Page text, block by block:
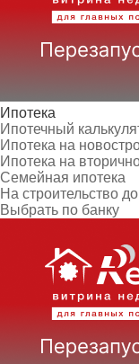
Ипотека
Ипотечный
Ипотека на
Ипотека на
Семейная ипотека
На строительство
Выбрать по банку